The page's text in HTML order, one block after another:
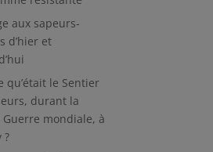
aux sapeurs-
d’hier et
qu’était le Sentier
durant la
Guerre mondiale, à
?